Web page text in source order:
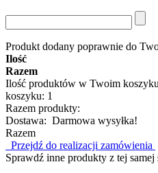
Produkt dodany poprawnie do
Ilość
Razem
Ilość produktów w Twoim
koszyku: 1
Razem produkty:
Dostawa: Darmowa wysyłka!
Razem
Przejdź do realizacji zamówienia
Sprawdź inne produkty z tej samej